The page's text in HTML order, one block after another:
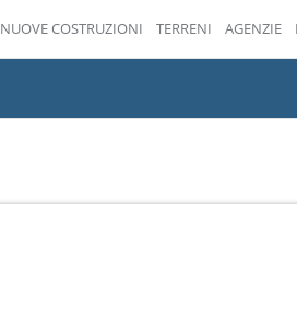
NUOVE COSTRUZIONI TERRENI AGENZIE